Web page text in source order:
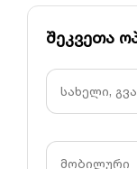
შეკვეთა